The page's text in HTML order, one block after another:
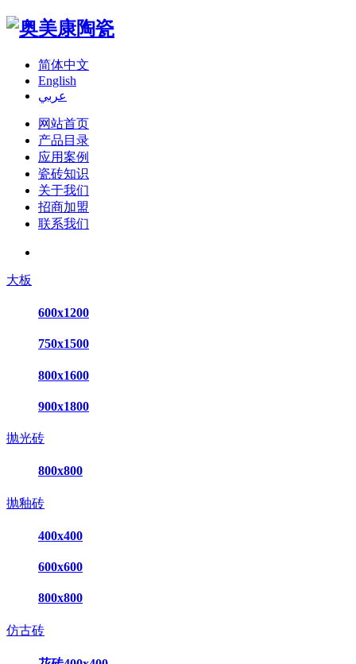
简体中文
English
عربي
网站首页
产品目录
应用案例
瓷砖知识
关于我们
招商加盟
联系我们
大板
600x1200
750x1500
800x1600
900x1800
抛光砖
800x800
抛釉砖
400x400
600x600
800x800
仿古砖